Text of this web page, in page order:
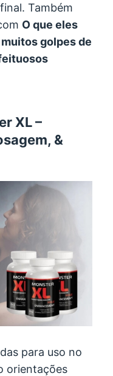
Também
O que eles
golpes de
XL –
&
para uso no
orientações